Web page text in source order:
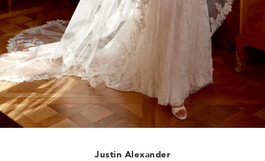
Justin Alexander